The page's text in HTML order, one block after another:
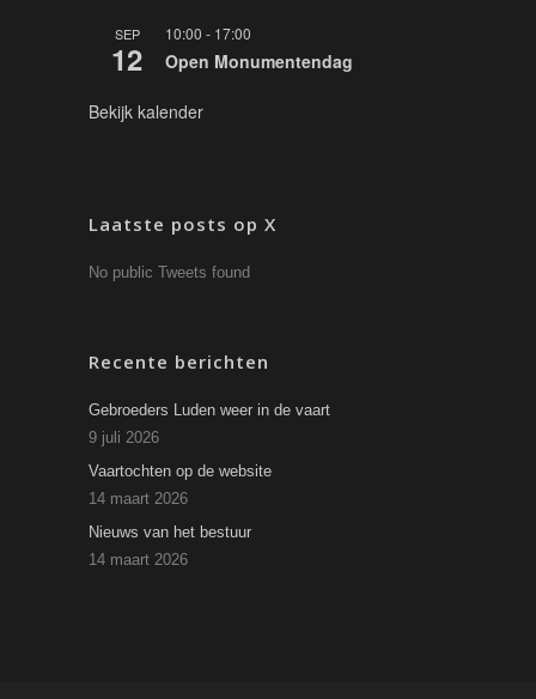
SEP
12
10:00 - 17:00
Open Monumentendag
Bekijk kalender
Laatste posts op X
No public Tweets found
Recente berichten
Gebroeders Luden weer in de vaart
9 juli 2026
Vaartochten op de website
14 maart 2026
Nieuws van het bestuur
14 maart 2026